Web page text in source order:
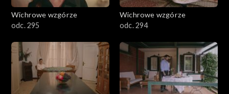
Wichrowe wzgórze
odc. 295
Wichrowe wzgórze
odc. 294